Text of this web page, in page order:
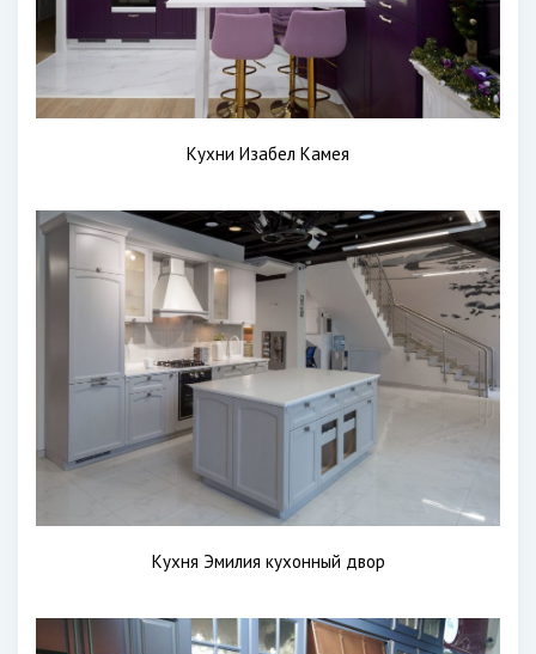
Кухни Изабел Камея
Кухня Эмилия кухонный двор